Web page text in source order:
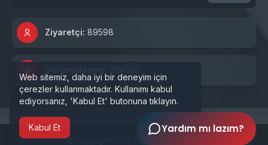
Web sitemiz, daha iyi bir deneyim için
çerezler kullanmaktadır. Kullanımı kabul
ediyorsanız, 'Kabul Et' butonuna tıklayın.
Kabul Et Kapat
Ziyaretçi: 89598
© Copyright 2025, Tüm hakları saklıdır.
Yardım mı lazım?